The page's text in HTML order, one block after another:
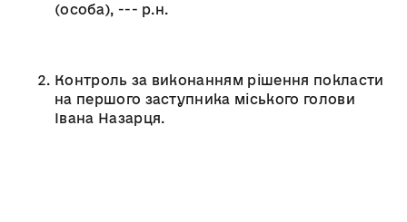
(особа), --- р.н.
Контроль за виконанням рішення покласти
на першого заступника міського голови
Івана Назарця.